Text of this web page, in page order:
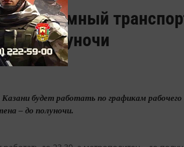
наземный
до полуночи
будет работать по графикам
– до полуночи.